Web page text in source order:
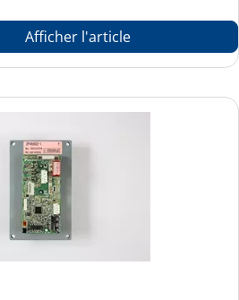
Afficher l'article